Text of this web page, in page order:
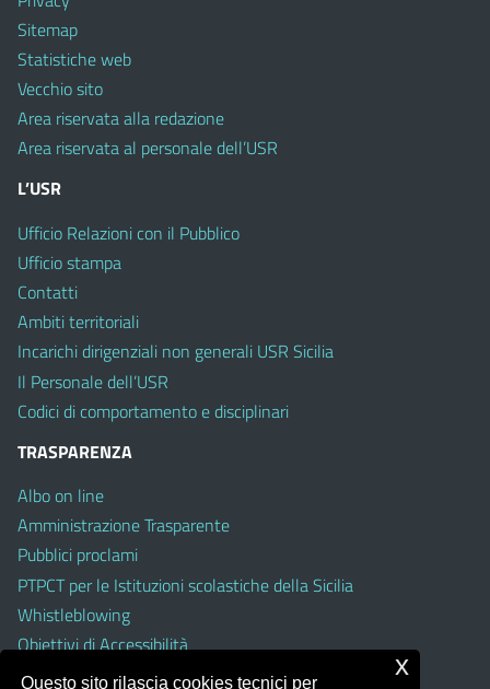
Sitemap
Statistiche web
Vecchio sito
Area riservata alla redazione
Area riservata al personale dell’USR
L’USR
Ufficio Relazioni con il Pubblico
Ufficio stampa
Contatti
Ambiti territoriali
Incarichi dirigenziali non generali USR Sicilia
Il Personale dell’USR
Codici di comportamento e disciplinari
TRASPARENZA
Albo on line
Amministrazione Trasparente
Pubblici proclami
PTPCT per le Istituzioni scolastiche della Sicilia
Whistleblowing
Obiettivi di Accessibilità
Questo sito rilascia cookies tecnici per
x